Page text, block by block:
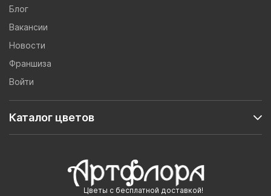
Цветы с бесплатной доставкой!
Блог
Вакансии
Новости
Франшиза
Войти
Каталог цветов